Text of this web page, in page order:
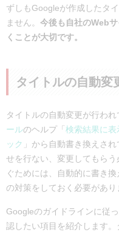
ずしもGoogleが作成したタ
ません。 今後も自社のWeb
くことが大切です。
タイトルの自動変
タイトルの自動変更が行われ
ールのヘルプ「 検索結果に
ック 」から自動書き換えさ
せを行ない、変更してもら
ぐためには、自動的に書き
の対策をしておく必要があり
Googleのガイドラインに従
認したい項目を紹介します